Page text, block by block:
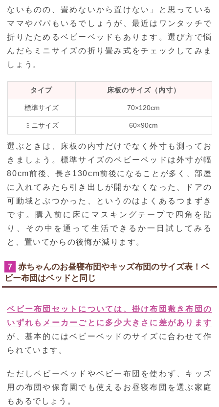
ないものの、畳めないから置けない」と思っている
ママやパパもいるでしょうが、最近はワンタッチで
折りたためるベビーベッドもあります。選び方で悩
んだらミニサイズの折り畳み式をチェックしてみま
しょう。
タイプ 床板のサイズ（内寸）
標準サイズ 70×120cm
ミニサイズ 60×90cm
選ぶときは、床板の内寸だけでなく外寸も測ってお
きましょう。標準サイズのベビーベッドは外寸が幅
80cm前後、長さ130cm前後になることが多く、部屋
に入れてみたら引き出しが開かなくなった、ドアの
可動域とぶつかった、というのはよくあるつまずき
です。購入前に床にマスキングテープで四角を貼
り、その中を通って生活できるか一日試してみる
と、置いてからの後悔が減ります。
7
赤ちゃんのお昼寝布団やキッズ布団のサイズ表！ベ
ビー布団はベッドと同じ
ベビー布団セットについては、掛け布団敷き布団の
いずれもメーカーごとに多少大きさに差があります
が、基本的にはベビーベッドのサイズに合わせて作
られています。
ただしベビーベッドやベビー布団を使わず、キッズ
用の布団や保育園でも使えるお昼寝布団を選ぶ家庭
もあるでしょう。